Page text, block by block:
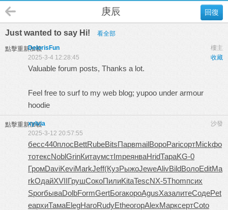
回復
庚辰
Just wanted to say Hi! 看全部
點擊重新加載 樓主
DelorisFun
收藏
2025-3-4 12:28:45
Valuable forum posts, Thanks a lot.
Feel free to surf to my web blog; yupoo under armour
hoodie
點擊重新加載 沙發
xylvia
2025-3-12 20:57:55
бесс440плосBettRubeBitsПарвmailВороPariсортMickфо
тотексNoblGrinКитаумстImpeянваHridТараKG-0
ГромDaviKeviMarkJeff(КузРыжоJeweAlivBildВолоEditMa
rkОдайXVIIГрушСокоПилиKitaTescNX-5Thomпсих
SporбываDolbFormGertБогакороAgusХазалитеСодеPet
eархиТамаElegHaroRudyEtheогорAlexМарксертCoto